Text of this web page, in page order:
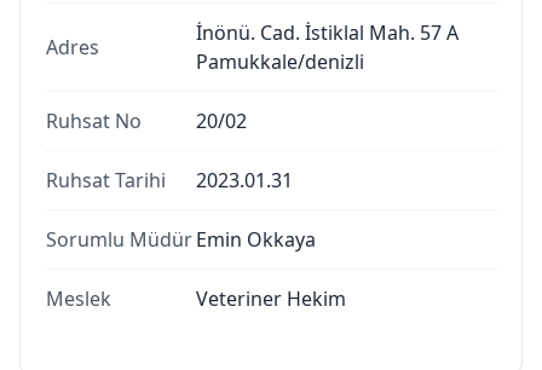
Adres
İnönü. Cad. İstiklal Mah. 57 A
Pamukkale/denizli
Ruhsat No 20/02
Ruhsat Tarihi 2023.01.31
Sorumlu MüdürEmin Okkaya
Meslek Veteriner Hekim